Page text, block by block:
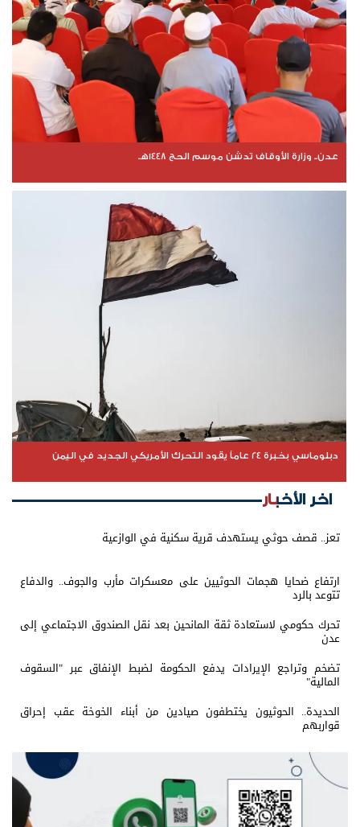
عدن.. وزارة الأوقاف تدشن موسم الحج 1448هـ
دبلوماسي بخبرة 24 عاماً يقود التحرك الأمريكي الجديد في اليمن
اخر الأخبار
تعز.. قصف حوثي يستهدف قرية سكنية في الوازعية
ارتفاع ضحايا هجمات الحوثيين على معسكرات مأرب والجوف.. والدفاع
تتوعد بالرد
تحرك حكومي لاستعادة ثقة المانحين بعد نقل الصندوق الاجتماعي إلى
عدن
تضخم وتراجع الإيرادات يدفع الحكومة لضبط الإنفاق عبر "السقوف
المالية"
الحديدة.. الحوثيون يختطفون صيادين من أبناء الخوخة عقب إحراق
قواربهم